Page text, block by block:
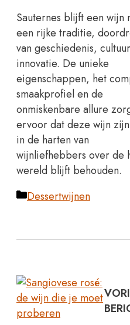
Sauternes blijft een wijn
een rijke traditie,
van geschiedenis,
innovatie. De unieke
eigenschappen, het
smaakprofiel en de
onmiskenbare allure
ervoor dat deze wijn
in de harten van
wijnliefhebbers over de
wereld blijft behouden.
Categorieën
Dessertwijnen